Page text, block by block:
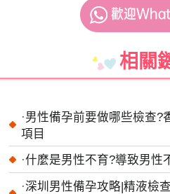
相關
·男性備孕前要做哪些檢查?
項目
·什麼是男性不育?導致男性
·深圳男性備孕攻略|精液檢